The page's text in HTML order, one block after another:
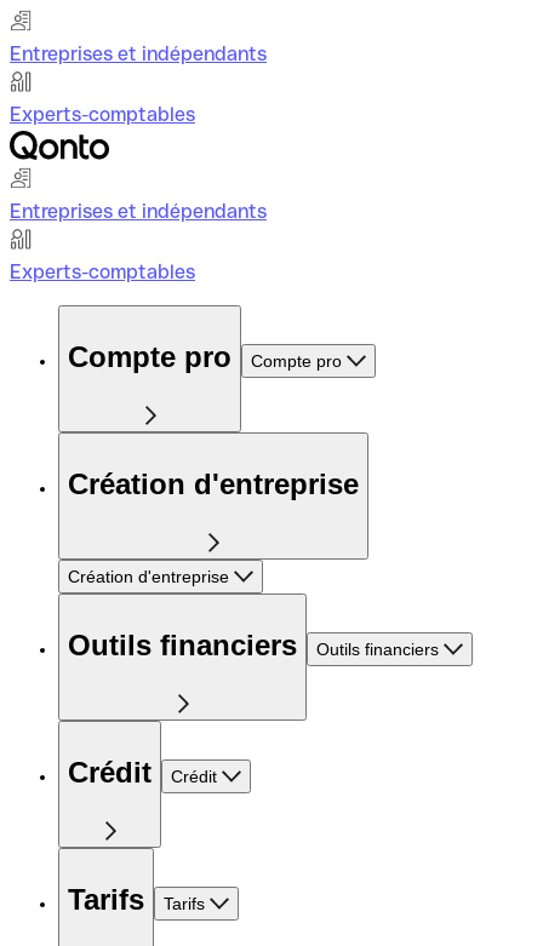
Entreprises et indépendants
Experts-comptables
Entreprises et indépendants
Experts-comptables
Compte pro Compte pro
Création d'entreprise
Création d'entreprise
Outils financiers Outils financiers
Crédit Crédit
Tarifs Tarifs